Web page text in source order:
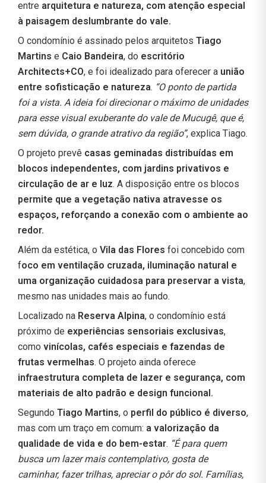
entre arquitetura e natureza, com atenção especial
à paisagem deslumbrante do vale.
O condomínio é assinado pelos arquitetos Tiago
Martins e Caio Bandeira, do escritório
Architects+CO, e foi idealizado para oferecer a união
entre sofisticação e natureza. “O ponto de partida
foi a vista. A ideia foi direcionar o máximo de unidades
para esse visual exuberante do vale de Mucugê, que é,
sem dúvida, o grande atrativo da região”, explica Tiago.
O projeto prevê casas geminadas distribuídas em
blocos independentes, com jardins privativos e
circulação de ar e luz. A disposição entre os blocos
permite que a vegetação nativa atravesse os
espaços, reforçando a conexão com o ambiente ao
redor.
Além da estética, o Vila das Flores foi concebido com
foco em ventilação cruzada, iluminação natural e
uma organização cuidadosa para preservar a vista,
mesmo nas unidades mais ao fundo.
Localizado na Reserva Alpina, o condomínio está
próximo de experiências sensoriais exclusivas,
como vinícolas, cafés especiais e fazendas de
frutas vermelhas. O projeto ainda oferece
infraestrutura completa de lazer e segurança, com
materiais de alto padrão e design funcional.
Segundo Tiago Martins, o perfil do público é diverso,
mas com um traço em comum: a valorização da
qualidade de vida e do bem-estar. “É para quem
busca um lazer mais contemplativo, gosta de
caminhar, fazer trilhas, apreciar o pôr do sol. Famílias,